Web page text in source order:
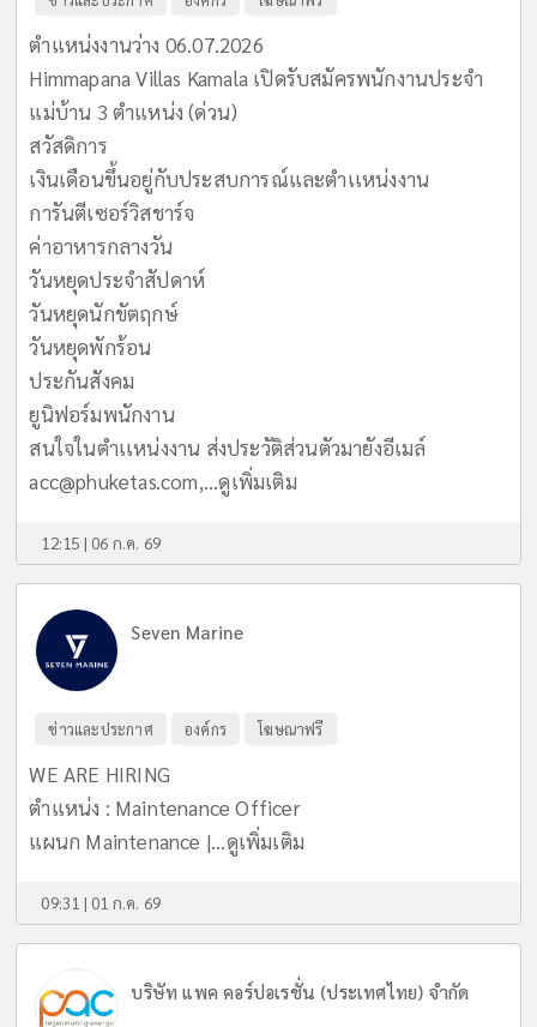
ตำแหน่งงานว่าง 06.07.2026
Himmapana Villas Kamala เปิดรับสมัครพนักงานประจำ
แม่บ้าน 3 ตำแหน่ง (ด่วน)
สวัสดิการ
เงินเดือนขึ้นอยู่กับประสบการณ์และตำเเหน่งงาน
การันตีเซอร์วิสชาร์จ
ค่าอาหารกลางวัน
วันหยุดประจำสัปดาห์
วันหยุดนักขัตฤกษ์
วันหยุดพักร้อน
ประกันสังคม
ยูนิฟอร์มพนักงาน
สนใจในตำเเหน่งงาน ส่งประวัติส่วนตัวมายังอีเมล์
acc@phuketas.com,...ดูเพิ่มเติม
12:15 | 06 ก.ค. 69
Seven Marine
ข่าวและประกาศ องค์กร โฆษณาฟรี
WE ARE HIRING
ตำแหน่ง : Maintenance Officer
แผนก Maintenance |...ดูเพิ่มเติม
09:31 | 01 ก.ค. 69
บริษัท แพค คอร์ปอเรชั่น (ประเทศไทย) จำกัด